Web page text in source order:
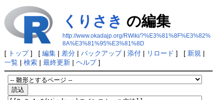
くりさき の編集
http://www.okadajp.org/RWiki/?%E3%81%8F%E3%82%
8A%E3%81%95%E3%81%8D
[ トップ] [ 編集| 差分| バックアップ| 添付| リロード ] [ 新規 |
一覧| 検索| 最終更新| ヘルプ]